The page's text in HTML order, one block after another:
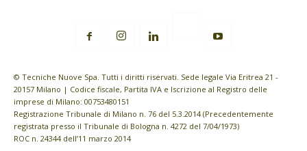
© Tecniche Nuove Spa. Tutti i diritti riservati. Sede legale Via Eritrea 21 -
20157 Milano | Codice fiscale, Partita IVA e Iscrizione al Registro delle
imprese di Milano: 00753480151
Registrazione Tribunale di Milano n. 76 del 5.3.2014 (Precedentemente
registrata presso il Tribunale di Bologna n. 4272 del 7/04/1973)
ROC n. 24344 dell’11 marzo 2014